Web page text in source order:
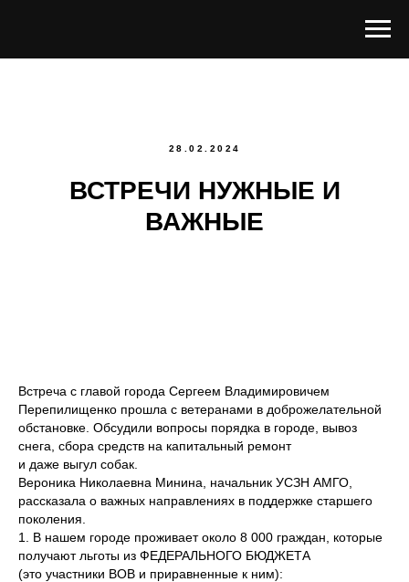
28.02.2024
ВСТРЕЧИ НУЖНЫЕ И
ВАЖНЫЕ
Встреча с главой города Сергеем Владимировичем
Перепилищенко прошла с ветеранами в доброжелательной
обстановке. Обсудили вопросы порядка в городе, вывоз
снега, сбора средств на капитальный ремонт
и даже выгул собак.
Вероника Николаевна Минина, начальник УСЗН АМГО,
рассказала о важных направлениях в поддержке старшего
поколения.
1. В нашем городе проживает около 8 000 граждан, которые
получают льготы из ФЕДЕРАЛЬНОГО БЮДЖЕТА
(это участники ВОВ и приравненные к ним):